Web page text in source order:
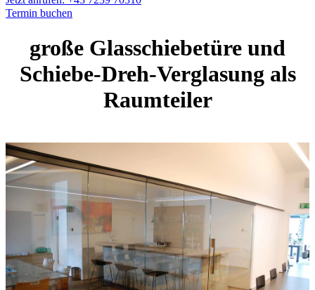
Termin buchen
große Glasschiebetüre und
Schiebe-Dreh-Verglasung als
Raumteiler